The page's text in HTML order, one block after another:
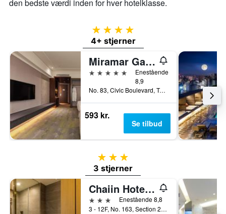
den bedste værdi inden for hver hotelklasse.
4 stjerner
4+ stjerner
Miramar Garden Taipei
5 stjerner
Enestående
8,9
No. 83, Civic Boulevard, Taipei, Taiwan
593 kr.
Se tilbud
3 stjerner
3 stjerner
Chaiin Hotel - Dongmen
3 stjernerEnestående 8,8
3 - 12F, No. 163, Section 2, Xinyi Road, Taipei, Taiwan